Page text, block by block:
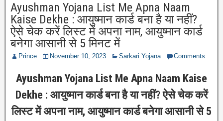
Ayushman Yojana List Me Apna Naam
Kaise Dekhe : आयुष्मान कार्ड बना है या नहीं?
ऐसे चेक करें लिस्ट में अपना नाम, आयुष्मान कार्ड
बनेगा आसानी से 5 मिनट में
Prince November 10, 2023 Sarkari Yojana Comments
Ayushman Yojana List Me Apna Naam Kaise
Dekhe : आयुष्मान कार्ड बना है या नहीं? ऐसे चेक करें
लिस्ट में अपना नाम, आयुष्मान कार्ड बनेगा आसानी से 5